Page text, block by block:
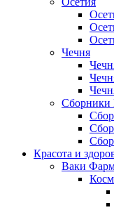
Чечня
Сборники
Красота и
Ваки